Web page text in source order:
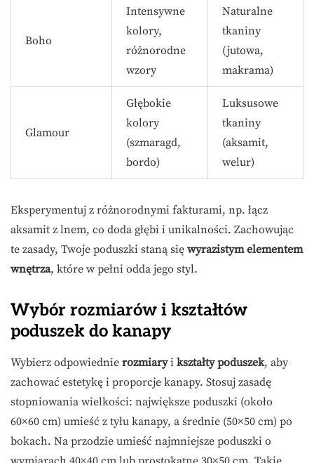
Boho
Intensywne
kolory,
różnorodne
wzory
Naturalne
tkaniny
(jutowa,
makrama)
Glamour
Głębokie
kolory
(szmaragd,
bordo)
Luksusowe
tkaniny
(aksamit,
welur)
Eksperymentuj z różnorodnymi fakturami, np. łącz
aksamit z lnem, co doda głębi i unikalności. Zachowując
te zasady, Twoje poduszki staną się wyrazistym elementem
wnętrza, które w pełni odda jego styl.
Wybór rozmiarów i kształtów
poduszek do kanapy
Wybierz odpowiednie rozmiaryi kształty poduszek, aby
zachować estetykę i proporcje kanapy. Stosuj zasadę
stopniowania wielkości: największe poduszki (około
60×60 cm) umieść z tyłu kanapy, a średnie (50×50 cm) po
bokach. Na przodzie umieść najmniejsze poduszki o